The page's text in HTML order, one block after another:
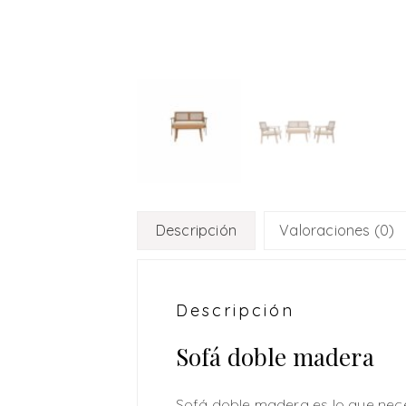
Descripción Valoraciones (0)
Descripción
Sofá doble madera